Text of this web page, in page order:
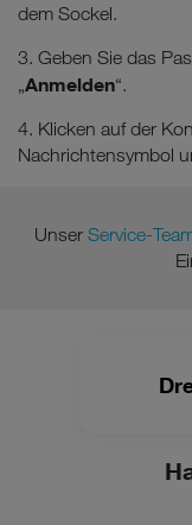
dem Sockel.
3. Geben Sie das
„Anmelden“.
4. Klicken auf der
Nachrichtensymbol
Unser Service-